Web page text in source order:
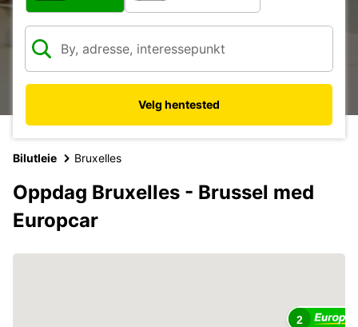
Velg hentested
Bilutleie Bruxelles
Oppdag Bruxelles - Brussel med
Europcar
2